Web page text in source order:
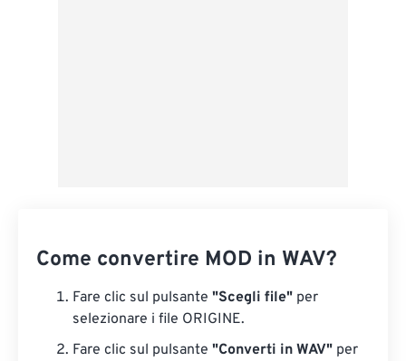
Come convertire MOD in WAV?
Fare clic sul pulsante "Scegli file" per
selezionare i file ORIGINE.
Fare clic sul pulsante "Converti in WAV" per